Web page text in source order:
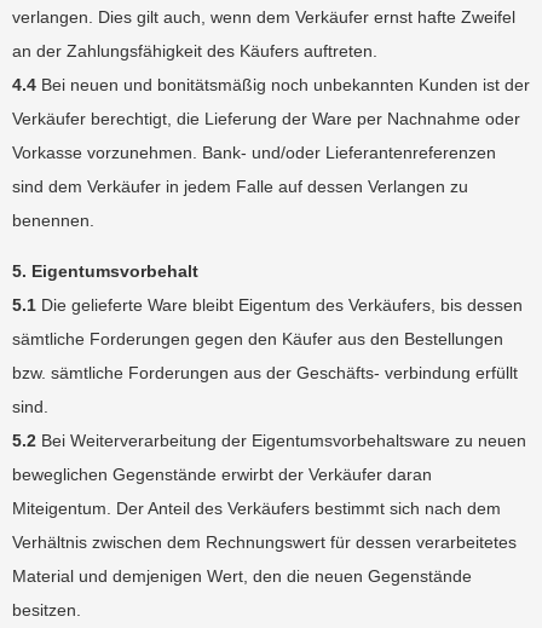
verlangen. Dies gilt auch, wenn dem Verkäufer ernst hafte Zweifel
an der Zahlungsfähigkeit des Käufers auftreten.
4.4 Bei neuen und bonitätsmäßig noch unbekannten Kunden ist der
Verkäufer berechtigt, die Lieferung der Ware per Nachnahme oder
Vorkasse vorzunehmen. Bank- und/oder Lieferantenreferenzen
sind dem Verkäufer in jedem Falle auf dessen Verlangen zu
benennen.
5. Eigentumsvorbehalt
5.1 Die gelieferte Ware bleibt Eigentum des Verkäufers, bis dessen
sämtliche Forderungen gegen den Käufer aus den Bestellungen
bzw. sämtliche Forderungen aus der Geschäfts- verbindung erfüllt
sind.
5.2 Bei Weiterverarbeitung der Eigentumsvorbehaltsware zu neuen
beweglichen Gegenstände erwirbt der Verkäufer daran
Miteigentum. Der Anteil des Verkäufers bestimmt sich nach dem
Verhältnis zwischen dem Rechnungswert für dessen verarbeitetes
Material und demjenigen Wert, den die neuen Gegenstände
besitzen.